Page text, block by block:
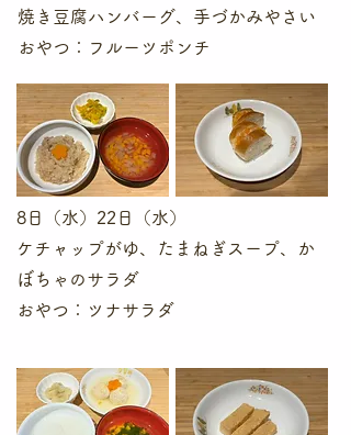
焼き豆腐ハンバーグ、手づかみやさい
​おやつ：フルーツポンチ
8日（水 ）22日（水）
ケチャップがゆ、たまねぎスープ、か
ぼちゃのサラダ
​おやつ：ツナサラダ